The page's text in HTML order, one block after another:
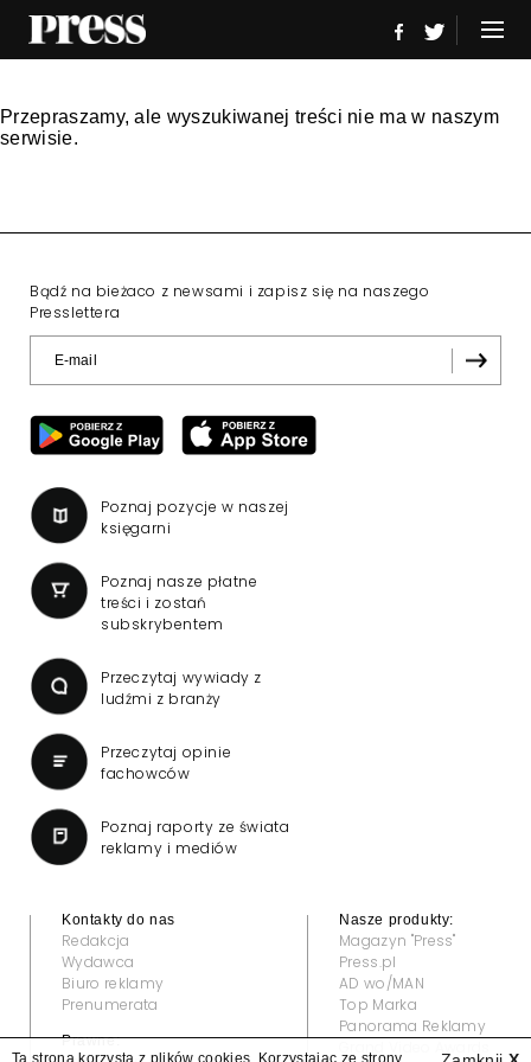
Przepraszamy, ale wyszukiwanej treści nie ma w naszym
serwisie.
Bądź na bieżaco z newsami i zapisz się na naszego
Presslettera
Poznaj pozycje w naszej
księgarni
Poznaj nasze płatne
treści i zostań
subskrybentem
Przeczytaj wywiady z
ludźmi z branży
Przeczytaj opinie
fachowców
Poznaj raporty ze świata
reklamy i mediów
Kontakty do nas
Redakcja
Wydawca
Biuro reklamy
Prenumerata
Prawne:
Nasze produkty:
Magazyn "Press"
Press.pl
AD wo/MAN
Top Marka
Panorama Reklamy
Ta strona korzysta z plików cookies. Korzystając ze strony